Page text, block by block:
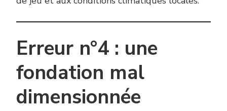
Erreur n°4 : une
fondation mal
dimensionnée